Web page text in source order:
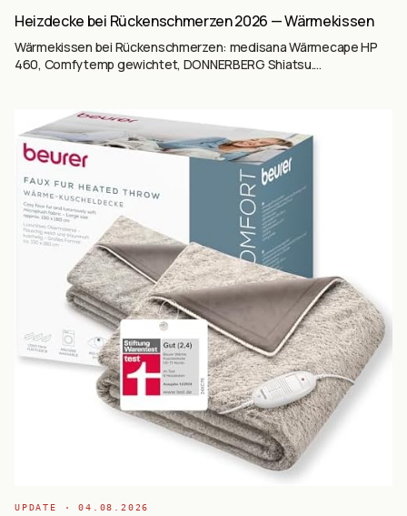
Heizdecke bei Rückenschmerzen 2026 — Wärmekissen
Wärmekissen bei Rückenschmerzen: medisana Wärmecape HP
460, Comfytemp gewichtet, DONNERBERG Shiatsu.
UPDATE ·04.08.2026